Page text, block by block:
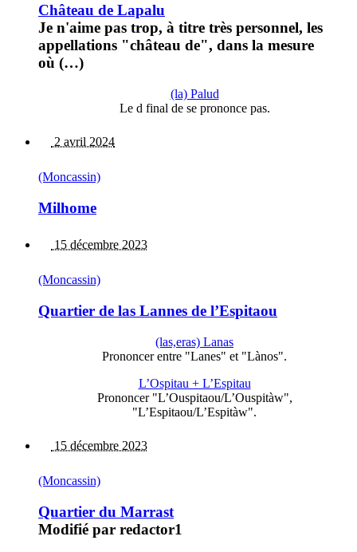
Château de Lapalu
Je n'aime pas trop, à titre très personnel, les
appellations "château de", dans la mesure
où (…)
(la) Palud
Le d final de se prononce pas.
2 avril 2024
(Moncassin)
Milhome
15 décembre 2023
(Moncassin)
Quartier de las Lannes de l’Espitaou
(las,eras) Lanas
Prononcer entre "Lanes" et "Lànos".
L’Ospitau + L’Espitau
Prononcer "L’Ouspitaou/L’Ouspitàw",
"L’Espitaou/L’Espitàw".
15 décembre 2023
(Moncassin)
Quartier du Marrast
Modifié par redactor1